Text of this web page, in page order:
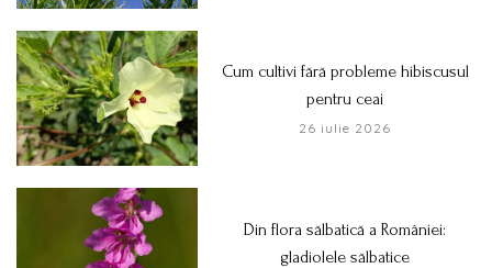
Cum cultivi fără probleme hibiscusul
pentru ceai
26 iulie 2026
Din flora sălbatică a României:
gladiolele sălbatice